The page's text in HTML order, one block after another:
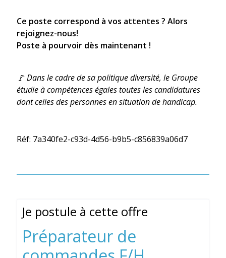
Ce poste correspond à vos attentes ? Alors
rejoignez-nous!
Poste à pourvoir dès maintenant !
🚩 Dans le cadre de sa politique diversité, le Groupe
étudie à compétences égales toutes les candidatures
dont celles des personnes en situation de handicap.
Réf: 7a340fe2-c93d-4d56-b9b5-c856839a06d7
Je postule à cette offre
Préparateur de